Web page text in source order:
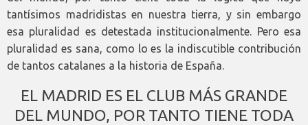
tantísimos madridistas en nuestra tierra, y sin embargo
esa pluralidad es detestada institucionalmente. Pero esa
pluralidad es sana, como lo es la indiscutible contribución
de tantos catalanes a la historia de España.
EL MADRID ES EL CLUB MÁS GRANDE
DEL MUNDO, POR TANTO TIENE TODA